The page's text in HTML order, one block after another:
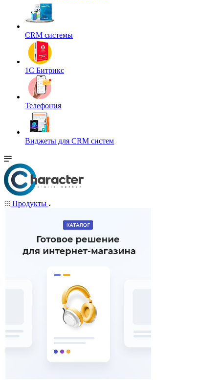
CRM системы
1С Битрикс
Телефония
Виджеты для CRM cистем
Продукты